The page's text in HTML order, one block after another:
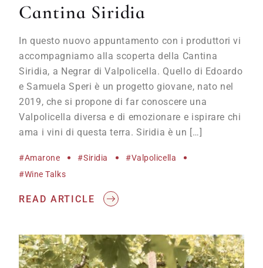
Cantina Siridia
In questo nuovo appuntamento con i produttori vi
accompagniamo alla scoperta della Cantina
Siridia, a Negrar di Valpolicella. Quello di Edoardo
e Samuela Speri è un progetto giovane, nato nel
2019, che si propone di far conoscere una
Valpolicella diversa e di emozionare e ispirare chi
ama i vini di questa terra. Siridia è un […]
#Amarone #Siridia
#Valpolicella
#wine Talks
READ ARTICLE